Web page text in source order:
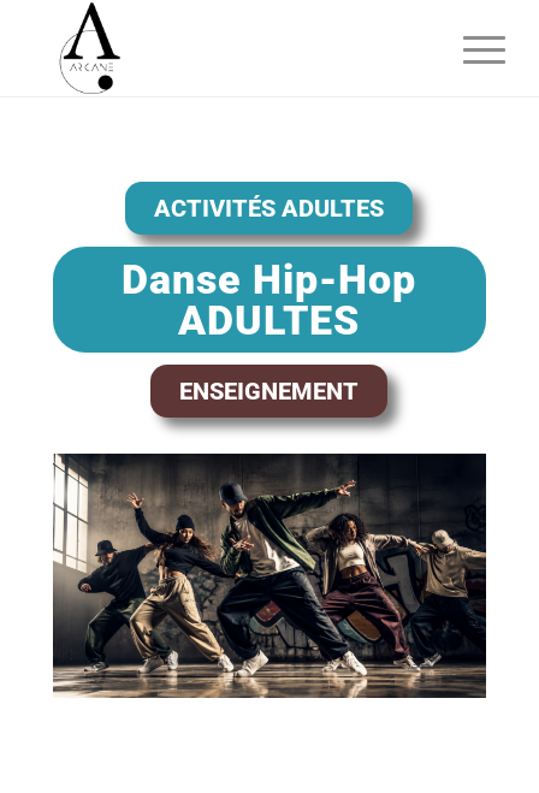
ACTIVITÉS ADULTES
Danse Hip-Hop
ADULTES
ENSEIGNEMENT